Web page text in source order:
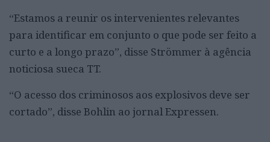
“Estamos a reunir os intervenientes relevantes
para identificar em conjunto o que pode ser feito a
curto e a longo prazo”, disse Strömmer à agência
noticiosa sueca TT.
“O acesso dos criminosos aos explosivos deve ser
cortado”, disse Bohlin ao jornal Expressen.